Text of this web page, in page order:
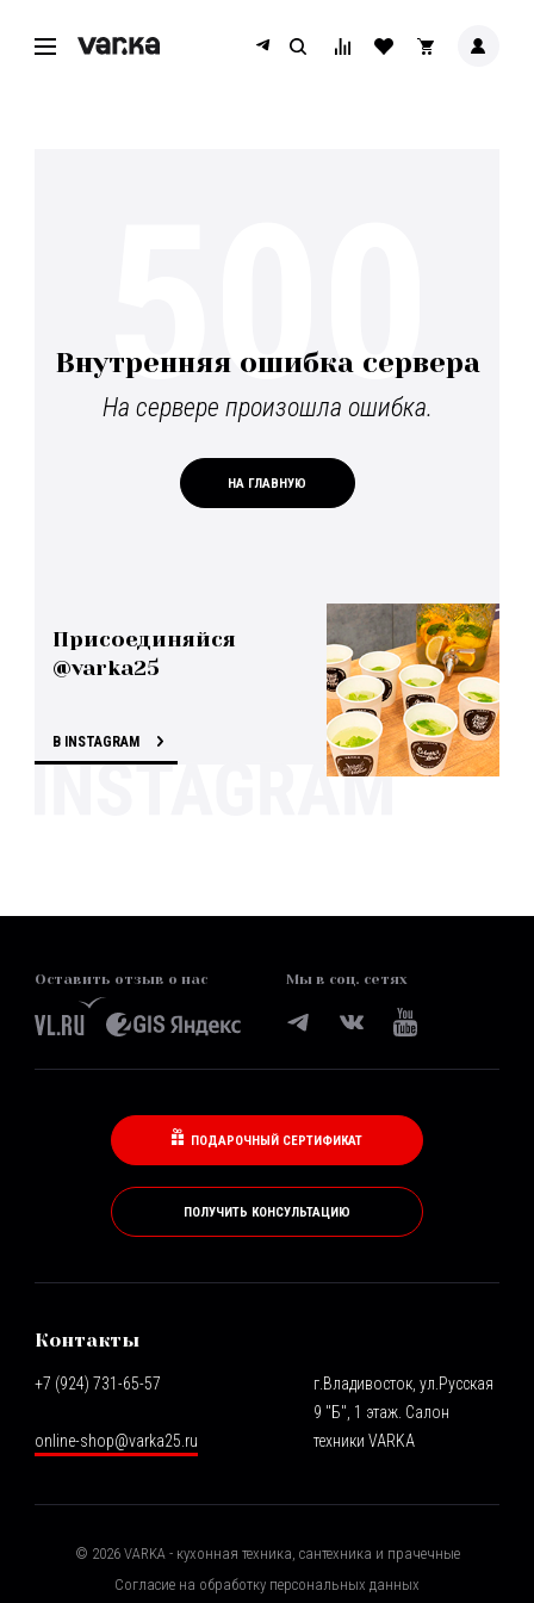
Внутренняя ошибка сервера
На сервере произошла ошибка.
НА ГЛАВНУЮ
500
Присоединяйся
@varka25
В INSTAGRAM
Оставить отзыв о нас Мы в соц. сетях
ПОДАРОЧНЫЙ СЕРТИФИКАТ
ПОЛУЧИТЬ КОНСУЛЬТАЦИЮ
Контакты
+7 (924) 731-65-57
online-shop@varka25.ru
г.Владивосток, ул.Русская
9 "Б", 1 этаж. Салон
техники VARKA
© 2026VARKA - кухонная техника, сантехника и прачечные
Согласие на обработку персональных данных